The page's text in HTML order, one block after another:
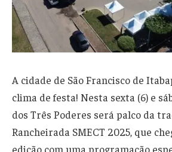
A cidade de São Francisco de
clima de festa! Nesta sexta (6) e
dos Três Poderes será palco da
Rancheirada SMECT 2025, que
edição com uma programação